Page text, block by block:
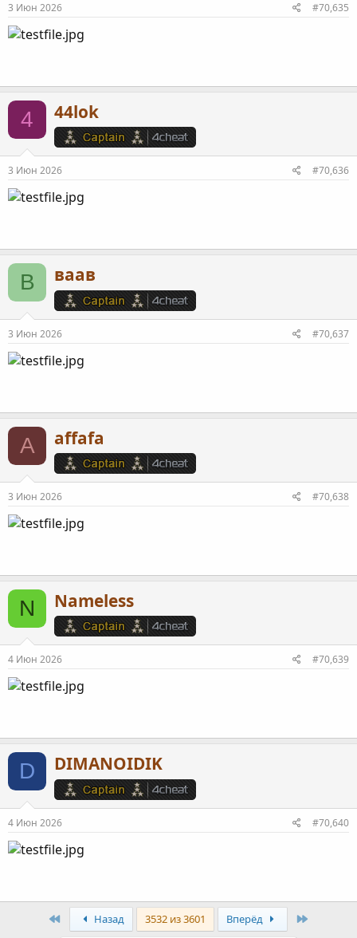
3 Июн 2026 #70,635
4 44lok
3 Июн 2026 #70,636
В ваав
3 Июн 2026 #70,637
A affafa
3 Июн 2026 #70,638
N Nameless
4 Июн 2026 #70,639
D DIMANOIDIK
4 Июн 2026 #70,640
Назад 3532 из 3601 Вперёд